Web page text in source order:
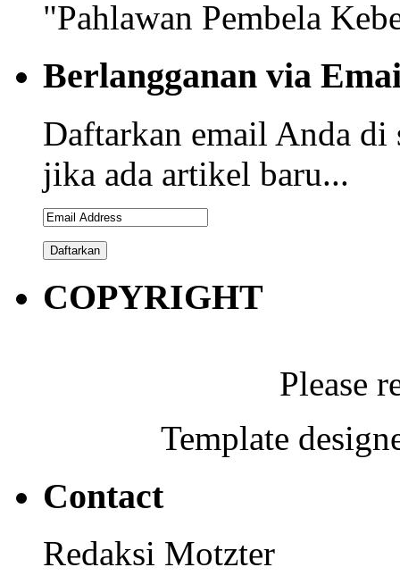
"Pahlawan Pembela
Berlangganan via
Daftarkan email Anda
jika ada artikel baru...
COPYRIGHT
Please
Template
Contact
Redaksi Motzter